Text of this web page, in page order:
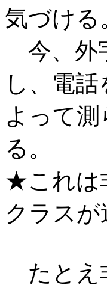
気づける
今、外
し、電
よって
る。
★これは
クラス
たとえ